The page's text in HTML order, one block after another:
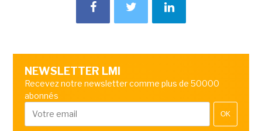
NEWSLETTER LMI
Recevez notre newsletter comme plus de 50000
abonnés
OK